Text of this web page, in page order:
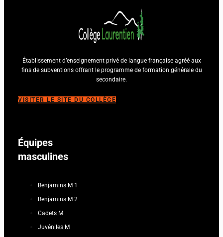
Établissement d’enseignement privé de langue française agréé aux
fins de subventions offrant le programme de formation générale du
secondaire.
VISITER LE SITE DU COLLÈGE
Équipes
masculines
Benjamins M 1
Benjamins M 2
Cadets M
Juvéniles M